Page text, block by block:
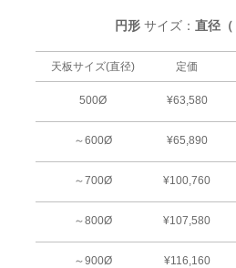
円形 サイズ： 直径
天板サイズ(直径) 定価
500Ø ¥63,580
～600Ø ¥65,890
～700Ø ¥100,760
～800Ø ¥107,580
～900Ø ¥116,160